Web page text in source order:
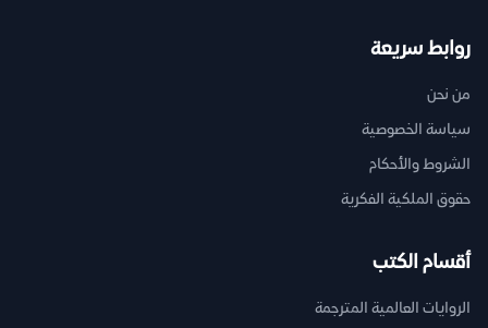
روابط سريعة
من نحن
سياسة الخصوصية
الشروط والأحكام
حقوق الملكية الفكرية
أقسام الكتب
الروايات العالمية المترجمة